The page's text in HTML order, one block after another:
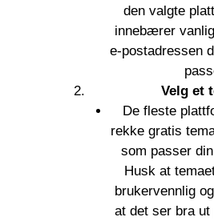
den valgte
innebærer
e-postadressen
Velg et
De fleste
rekke gratis
som passer
Husk at
brukervennlig
at det ser bra ut